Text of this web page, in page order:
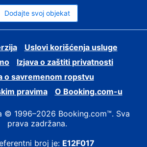
Dodajte svoj objekat
Uslovi korišćenja usluge
Izjava o zaštiti privatnosti
o savremenom ropstvu
pravima
О Booking.com-u
© 1996–2026 Booking.com™. Sva
prava zadržana.
broj je: E12F017